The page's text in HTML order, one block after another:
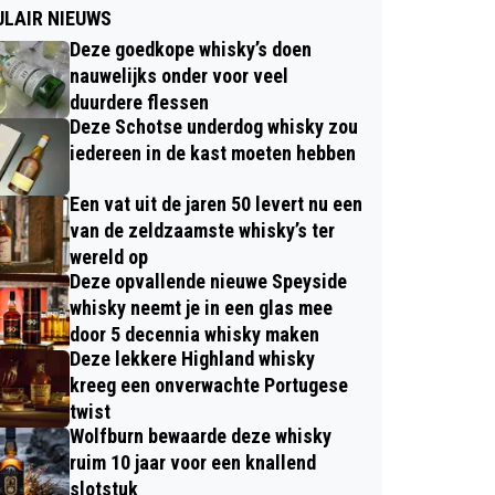
NIEUWS
Deze goedkope whisky’s doen
nauwelijks onder voor veel
duurdere flessen
Deze Schotse underdog whisky zou
iedereen in de kast moeten hebben
Een vat uit de jaren 50 levert nu een
van de zeldzaamste whisky’s ter
wereld op
Deze opvallende nieuwe Speyside
whisky neemt je in een glas mee
door 5 decennia whisky maken
Deze lekkere Highland whisky
kreeg een onverwachte Portugese
twist
Wolfburn bewaarde deze whisky
ruim 10 jaar voor een knallend
slotstuk